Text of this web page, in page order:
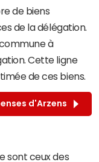
de biens
de la délégation.
à
Cette ligne
de ces biens.
d'Arzens
sont ceux des